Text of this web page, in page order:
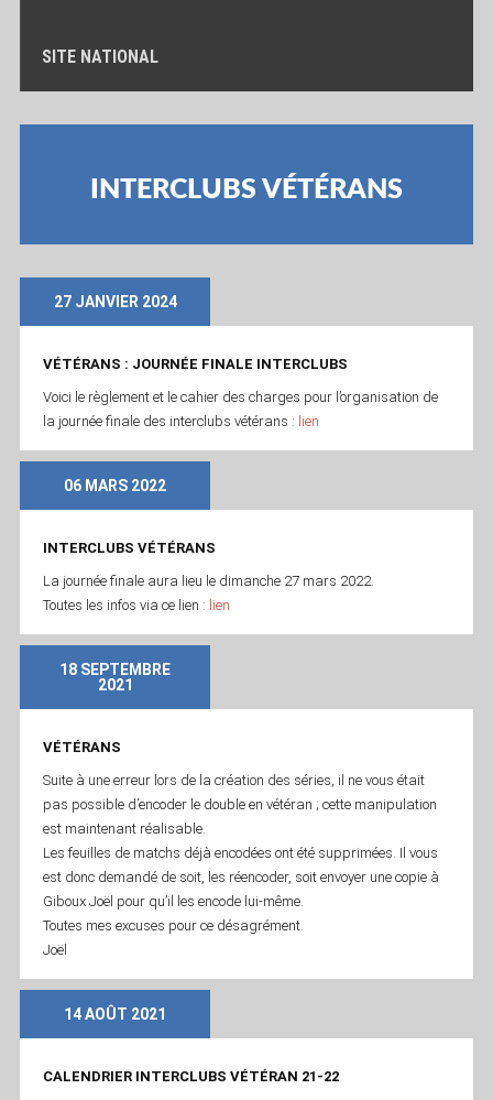
SITE NATIONAL
INTERCLUBS VÉTÉRANS
27 JANVIER 2024
VÉTÉRANS : JOURNÉE FINALE INTERCLUBS
Voici le règlement et le cahier des charges pour l’organisation de
la journée finale des interclubs vétérans : lien
06 MARS 2022
INTERCLUBS VÉTÉRANS
La journée finale aura lieu le dimanche 27 mars 2022.
Toutes les infos via ce lien : lien
18 SEPTEMBRE
2021
VÉTÉRANS
Suite à une erreur lors de la création des séries, il ne vous était
pas possible d’encoder le double en vétéran ; cette manipulation
est maintenant réalisable.
Les feuilles de matchs déjà encodées ont été supprimées. Il vous
est donc demandé de soit, les réencoder, soit envoyer une copie à
Giboux Joël pour qu’il les encode lui-même.
Toutes mes excuses pour ce désagrément.
Joël
14 AOÛT 2021
CALENDRIER INTERCLUBS VÉTÉRAN 21-22